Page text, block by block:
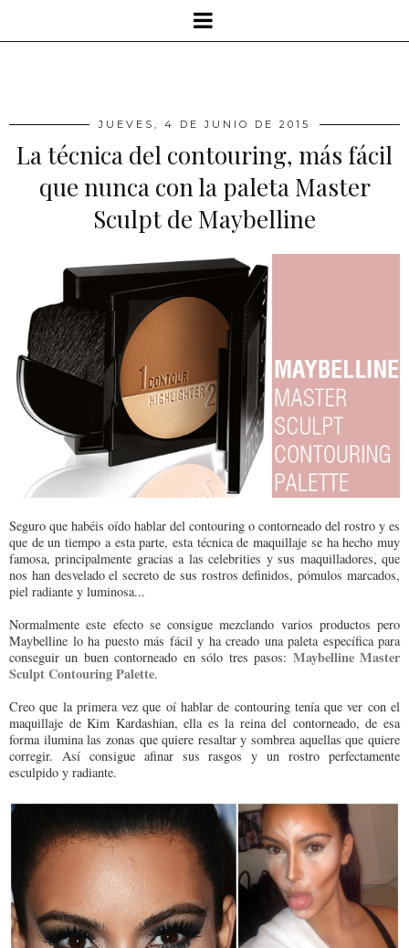
JUEVES, 4 DE JUNIO DE 2015
La técnica del contouring, más fácil
que nunca con la paleta Master
Sculpt de Maybelline
Seguro que habéis oído hablar del contouring o contorneado del rostro y es
que de un tiempo a esta parte, esta técnica de maquillaje se ha hecho muy
famosa, principalmente gracias a las celebrities y sus maquilladores, que
nos han desvelado el secreto de sus rostros definidos, pómulos marcados,
piel radiante y luminosa...
Normalmente este efecto se consigue mezclando varios productos pero
Maybelline lo ha puesto más fácil y ha creado una paleta específica para
conseguir un buen contorneado en sólo tres pasos: Maybelline Master
Sculpt Contouring Palette.
Creo que la primera vez que oí hablar de contouring tenía que ver con el
maquillaje de Kim Kardashian, ella es la reina del contorneado, de esa
forma ilumina las zonas que quiere resaltar y sombrea aquellas que quiere
corregir. Así consigue afinar sus rasgos y un rostro perfectamente
esculpido y radiante.